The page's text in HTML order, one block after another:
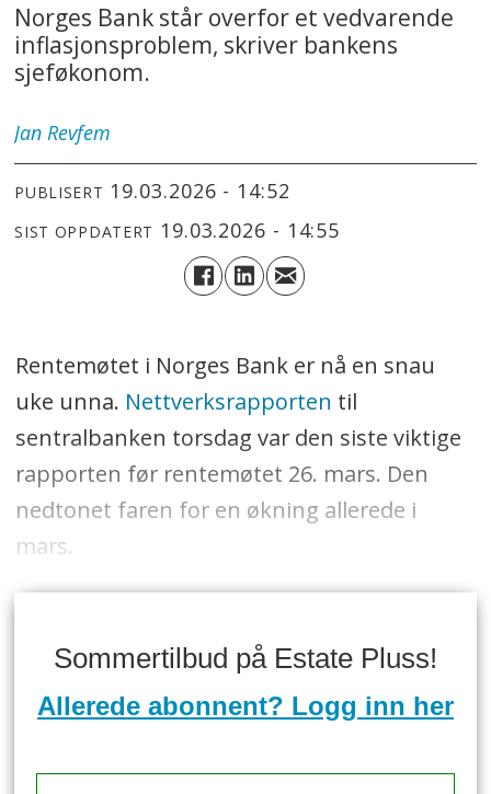
Norges Bank står overfor et vedvarende
inflasjonsproblem, skriver bankens
sjeføkonom.
Jan Revfem
PUBLISERT 19.03.2026 - 14:52
SIST OPPDATERT 19.03.2026 - 14:55
Rentemøtet i Norges Bank er nå en snau
uke unna. Nettverksrapporten til
sentralbanken torsdag var den siste viktige
rapporten før rentemøtet 26. mars. Den
nedtonet faren for en økning allerede i
mars.
Sommertilbud på Estate Pluss!
Allerede abonnent? Logg inn her